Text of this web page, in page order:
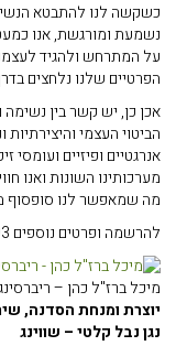
כשקשה לנו להתבטא
נשמעת ומורגשת, אנו
על המתרחש ולהגיד
הפרטיים שלנו נלחצים
אכן כן, יש קשר בין
הביטוי העצמי
אנרגטיים ופיזיים
מערכותינו השונות ואנו
מה שמאפשר לנו סופסוף
להרשמה ופרטים נוספים 0722500493
מיכל ברז"ל כהן –
יוצרת ומנחת הסדנה,
נגן נבל קלטי – שווינג